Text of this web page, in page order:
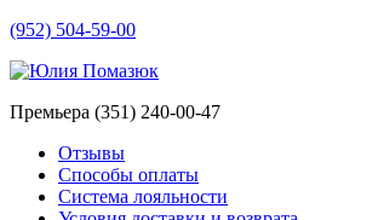
(952) 504-59-00
Премьера (351) 240-00-47
Отзывы
Способы оплаты
Система лояльности